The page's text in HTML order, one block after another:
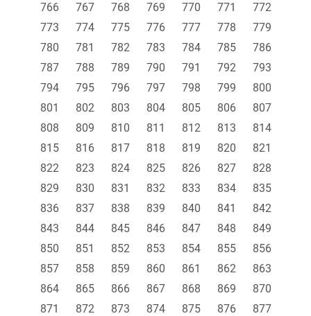
766
767 768 769 770 771
772
773
774 775 776 777 778
779
780
781 782 783 784 785
786
787
788 789 790 791 792
793
794
795 796 797 798 799
800
801
802 803 804 805 806
807
808
809 810 811 812 813
814
815
816 817 818 819 820
821
822
823 824 825 826 827
828
829
830 831 832 833 834
835
836
837 838 839 840 841
842
843
844 845 846 847 848
849
850
851 852 853 854 855
856
857
858 859 860 861 862
863
864
865 866 867 868 869
870
871
872 873 874 875 876
877